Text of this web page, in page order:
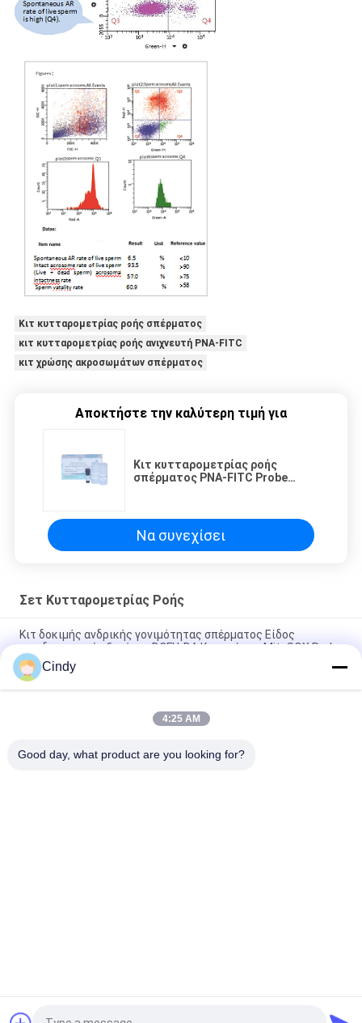
Κιτ κυτταρομετρίας ροής σπέρματος
κιτ κυτταρομετρίας ροής ανιχνευτή PNA-FITC
κιτ χρώσης ακροσωμάτων σπέρματος
Αποκτήστε την καλύτερη τιμή για
Κιτ κυτταρομετρίας ροής
σπέρματος PNA-FITC Probe
Να συνεχίσει
Σετ Κυτταρομετρίας Ροής
Κιτ δοκιμής ανδρικής γονιμότητας σπέρματος Είδος
αντιδραστικού οξυγόνου DCFH-DA Κιτ χρώσης MitoSOX Red
Sperm Reactive Oxygen Species DHE Staining Kit for ROS Flow
Cytometry
Κιτ δοκιμής ανδρικής γονιμότητας δείγματος σπέρματος 3-5
Cindy
4:25 AM
Good day, what product are you looking for?